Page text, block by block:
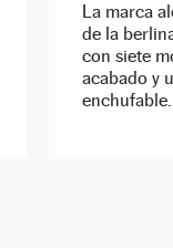
La marca
de la
con siete
acabado y
enchufable.